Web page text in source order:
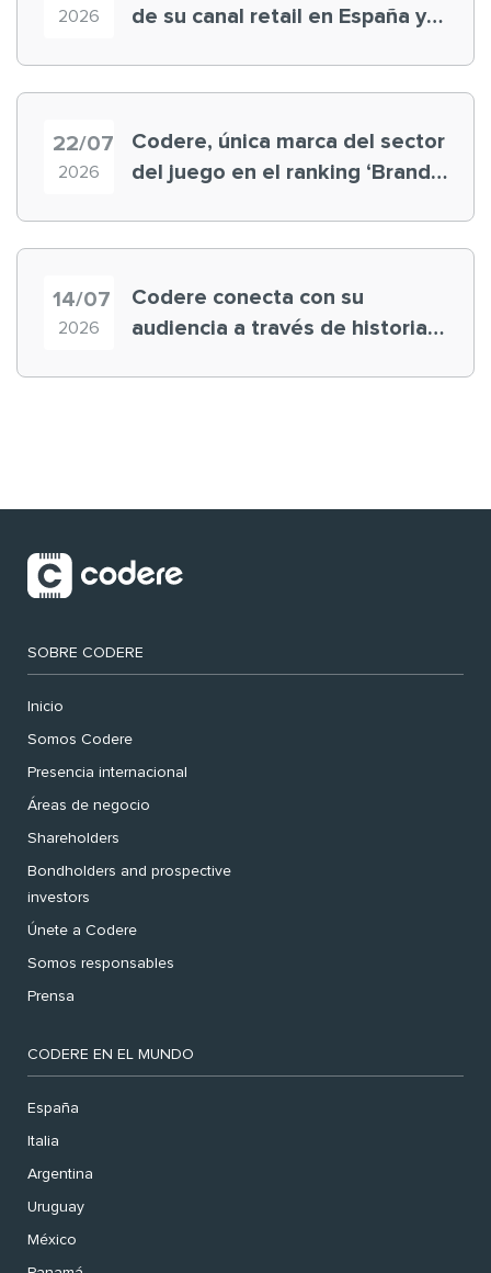
2026
de su canal retail en España y
22/07
2026
Codere, única marca del sector
del juego en el ranking ‘Brand
14/07
2026
Codere conecta con su
audiencia a través de historias
SOBRE CODERE
Inicio
Somos Codere
Presencia internacional
Áreas de negocio
Shareholders
Bondholders and prospective
investors
Únete a Codere
Somos responsables
Prensa
CODERE EN EL MUNDO
España
Italia
Argentina
Uruguay
México